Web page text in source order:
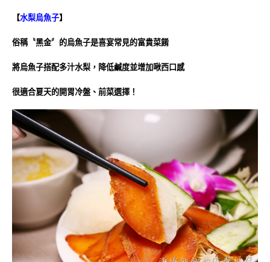
【水梨烏魚子】
俗稱〝黑金〞的烏魚子是喜宴常見的富貴菜餚
將烏魚子搭配多汁水梨，降低鹹度並增加啾西口感
很適合夏天的開胃冷盤、前菜選擇！